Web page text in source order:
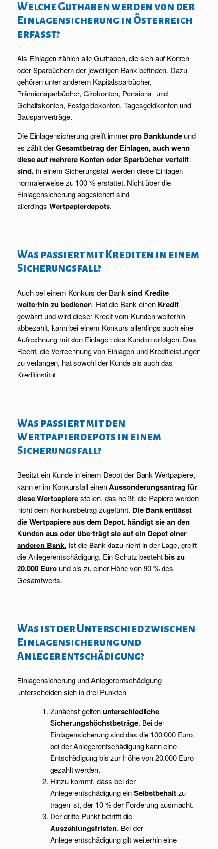
Welche Guthaben werden von der
Einlagensicherung in Österreich
erfasst?
Als Einlagen zählen alle Guthaben, die sich auf Konten
oder Sparbüchern der jeweiligen Bank befinden. Dazu
gehören unter anderem Kapitalsparbücher,
Prämiensparbücher, Girokonten, Pensions- und
Gehaltskonten, Festgeldekonten, Tagesgeldkonten und
Bausparverträge.
Die Einlagensicherung greift immerpro Bankkunde und
es zählt derGesamtbetrag der Einlagen, auch wenn
diese auf mehrere Konten oder Sparbücher verteilt
sind. In einem Sicherungsfall werden diese Einlagen
normalerweise zu 100 % erstattet. Nicht über die
Einlagensicherung abgesichert sind
allerdings Wertpapierdepots.
Was passiert mit Krediten in einem
Sicherungsfall?
Auch bei einem Konkurs der Bank sind Kredite
weiterhin zu bedienen. Hat die Bank einen Kredit
gewährt und wird dieser Kredit vom Kunden weiterhin
abbezahlt, kann bei einem Konkurs allerdings auch eine
Aufrechnung mit den Einlagen des Kunden erfolgen. Das
Recht, die Verrechnung von Einlagen und Kreditleistungen
zu verlangen, hat sowohl der Kunde als auch das
Kreditinstitut.
Was passiert mit den
Wertpapierdepots in einem
Sicherungsfall?
Besitzt ein Kunde in einem Depot der Bank Wertpapiere,
kann er im Konkursfall einenAussonderungsantrag für
diese Wertpapierestellen, das heißt, die Papiere werden
nicht dem Konkursbetrag zugeführt. Die Bank entlässt
die Wertpapiere aus dem Depot, händigt sie an den
Kunden aus oder überträgt sie auf ein Depot einer
anderen Bank. Ist die Bank dazu nicht in der Lage, greift
die Anlegerentschädigung. Ein Schutz bestehtbis zu
20.000 Euro und bis zu einer Höhe von 90 % des
Gesamtwerts.
Was ist der Unterschied zwischen
Einlagensicherung und
Anlegerentschädigung?
Einlagensicherung und Anlegerentschädigung
unterscheiden sich in drei Punkten.
Zunächst geltenunterschiedliche
Sicherungshöchstbeträge. Bei der
Einlagensicherung sind das die 100.000 Euro,
bei der Anlegerentschädigung kann eine
Entschädigung bis zur Höhe von 20.000 Euro
gezahlt werden.
Hinzu kommt, dass bei der
Anlegerentschädigung einSelbstbehaltzu
tragen ist, der 10 % der Forderung ausmacht.
Der dritte Punkt betrifft die
Auszahlungsfristen. Bei der
Anlegerentschädigung gilt weiterhin eine